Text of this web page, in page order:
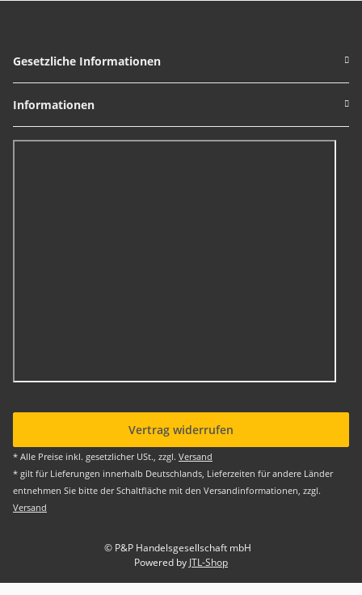
Gesetzliche Informationen
Informationen
Vertrag widerrufen
* Alle Preise inkl. gesetzlicher USt., zzgl. Versand
* gilt für Lieferungen innerhalb Deutschlands, Lieferzeiten für andere Länder
entnehmen Sie bitte der Schaltfläche mit den Versandinformationen, zzgl.
Versand
© P&P Handelsgesellschaft mbH
Powered by JTL-Shop